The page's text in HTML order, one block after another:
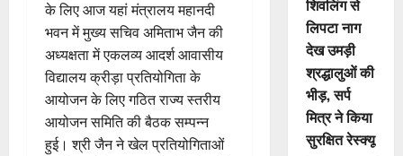
के लिए आज यहां मंत्रालय महानदी
भवन में मुख्य सचिव अमिताभ जैन की
अध्यक्षता में एकलव्य आदर्श आवासीय
विद्यालय क्रीड़ा प्रतियोगिता के
आयोजन के लिए गठित राज्य स्तरीय
आयोजन समिति की बैठक सम्पन्न
हुई। श्री जैन ने खेल प्रतियोगिताओं
शिवलिंग से
लिपटा नाग
देख उमड़ी
श्रद्धालुओं की
भीड़, सर्प
मित्र ने किया
सुरक्षित रेस्क्यू